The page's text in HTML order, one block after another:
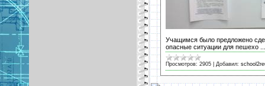
Учащимся было предложено
опасные ситуации для пешехо
Просмотров: 2905 Добавил: